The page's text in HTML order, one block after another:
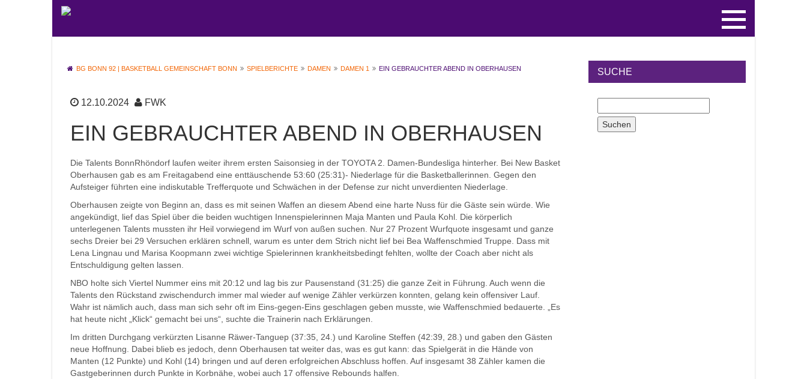
BG BONN 92 | BASKETBALL GEMEINSCHAFT BONN SPIELBERICHTE DAMEN DAMEN 1 EIN GEBRAUCHTER ABEND IN OBERHAUSEN
12.10.2024 FWK
EIN GEBRAUCHTER ABEND IN OBERHAUSEN
Die Talents BonnRhöndorf laufen weiter ihrem ersten Saisonsieg in der TOYOTA 2. Damen-Bundesliga hinterher. Bei New Basket
Oberhausen gab es am Freitagabend eine enttäuschende 53:60 (25:31)- Niederlage für die Basketballerinnen. Gegen den
Aufsteiger führten eine indiskutable Trefferquote und Schwächen in der Defense zur nicht unverdienten Niederlage.
Oberhausen zeigte von Beginn an, dass es mit seinen Waffen an diesem Abend eine harte Nuss für die Gäste sein würde. Wie
angekündigt, lief das Spiel über die beiden wuchtigen Innenspielerinnen Maja Manten und Paula Kohl. Die körperlich
unterlegenen Talents mussten ihr Heil vorwiegend im Wurf von außen suchen. Nur 27 Prozent Wurfquote insgesamt und ganze
sechs Dreier bei 29 Versuchen erklären schnell, warum es unter dem Strich nicht lief bei Bea Waffenschmied Truppe. Dass mit
Lena Lingnau und Marisa Koopmann zwei wichtige Spielerinnen krankheitsbedingt fehlten, wollte der Coach aber nicht als
Entschuldigung gelten lassen.
NBO holte sich Viertel Nummer eins mit 20:12 und lag bis zur Pausenstand (31:25) die ganze Zeit in Führung. Auch wenn die
Talents den Rückstand zwischendurch immer mal wieder auf wenige Zähler verkürzen konnten, gelang kein offensiver Lauf.
Wahr ist nämlich auch, dass man sich sehr oft im Eins-gegen-Eins geschlagen geben musste, wie Waffenschmied bedauerte. „Es
hat heute nicht „Klick“ gemacht bei uns“, suchte die Trainerin nach Erklärungen.
Im dritten Durchgang verkürzten Lisanne Räwer-Tanguep (37:35, 24.) und Karoline Steffen (42:39, 28.) und gaben den Gästen
neue Hoffnung. Dabei blieb es jedoch, denn Oberhausen tat weiter das, was es gut kann: das Spielgerät in die Hände von
Manten (12 Punkte) und Kohl (14) bringen und auf deren erfolgreichen Abschluss hoffen. Auf insgesamt 38 Zähler kamen die
Gastgeberinnen durch Punkte in Korbnähe, wobei auch 17 offensive Rebounds halfen.
SUCHE